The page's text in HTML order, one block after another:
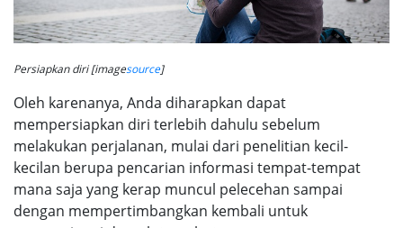
Persiapkan diri [imagesource]
Oleh karenanya, Anda diharapkan dapat
mempersiapkan diri terlebih dahulu sebelum
melakukan perjalanan, mulai dari penelitian kecil-
kecilan berupa pencarian informasi tempat-tempat
mana saja yang kerap muncul pelecehan sampai
dengan mempertimbangkan kembali untuk